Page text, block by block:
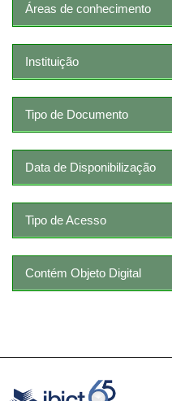
Áreas de conhecimento
Instituição
Tipo de Documento
Data de Disponibilização
Tipo de Acesso
Contém Objeto Digital